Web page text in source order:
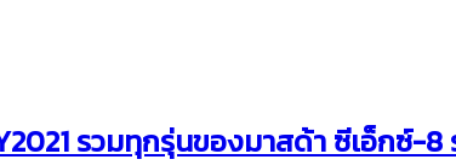
รวมทุกรุ่นของมาสด้า ซีเอ็กซ์